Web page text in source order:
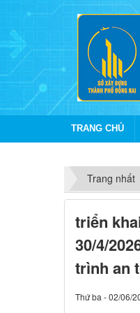
TRANG CHỦ
Trang nhất
triển
30/4/
trình an
Thứ ba - 02/06/